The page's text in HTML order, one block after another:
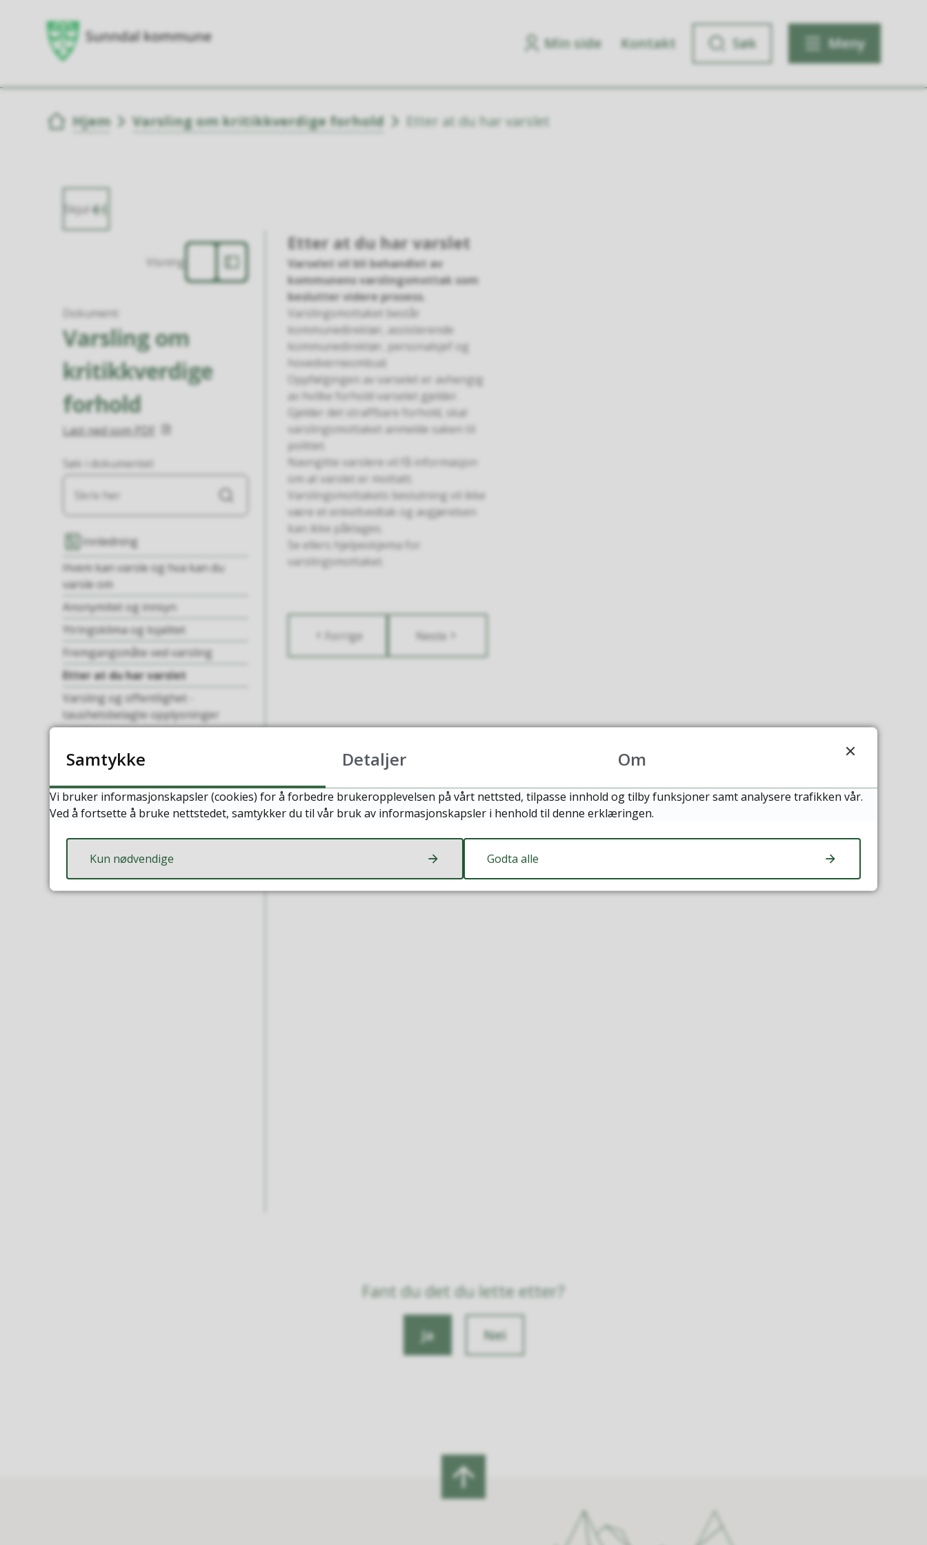
Min side Kontakt Søk Meny
Du er her:
Hjem Varsling om kritikkverdige forhold Etter at du har varslet
Skjul
Visning
Dokument
Varsling om
kritikkverdige
forhold
Last ned som PDF
Søk i dokumentet
Søk
Innledning
Hvem kan varsle og hva kan du
varsle om
Anonymitet og innsyn
Ytringsklima og lojalitet
Fremgangsmåte ved varsling
Etter at du har varslet
Varsling og offentlighet -
taushetsbelagte opplysninger
unntas
Klager på vedtak eller tjenester
inngår ikke i
varslingsordningen
Definisjoner
Etter at du har varslet
Varselet vil bli behandlet av
kommunens varslingsmottak som
beslutter videre prosess.
Varslingsmottaket består
kommunedirektør, assisterende
kommunedirektør, personalsjef og
hovedverneombud.
Oppfølgingen av varselet er avhengig
av hvilke forhold varselet gjelder.
Gjelder det straffbare forhold, skal
varslingsmottaket anmelde saken til
politiet.
Navngitte varslere vil få informasjon
om at varslet er mottatt.
Varslingsmottakets beslutning vil ikke
være et enkeltvedtak og avgjørelsen
kan ikke påklages.
Se ellers hjelpeskjema for
varslingsmottaket.
Forrige Neste
Fant du det du lette etter?
Ja Nei
Samtykke Detaljer Om
Vi bruker informasjonskapsler (cookies) for å forbedre brukeropplevelsen på vårt nettsted, tilpasse innhold og tilby funksjoner samt analysere trafikken vår.
Ved å fortsette å bruke nettstedet, samtykker du til vår bruk av informasjonskapsler i henhold til denne erklæringen.
Kun nødvendige Godta alle